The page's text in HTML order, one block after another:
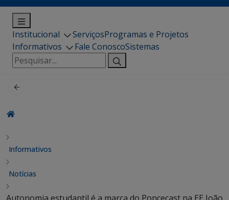
Institucional ServiçosProgramas e Projetos
Informativos
Fale ConoscoSistemas
Pesquisar
por:
Informativos
Notícias